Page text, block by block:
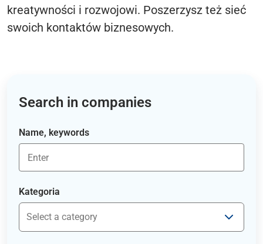
kreatywności i rozwojowi. Poszerzysz też sieć
swoich kontaktów biznesowych.
Search in companies
Name, keywords
Kategoria